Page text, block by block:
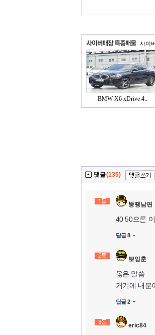
사이
BMW X6 xDrive 4..
댓글(135)
뚱땡남편
40 50으론
답글 8
뽀잉훈
옳은 말씀
거기에 내분
답글 2
eric84